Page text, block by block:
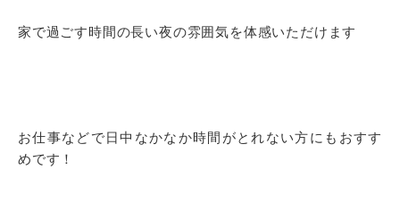
家で過ごす時間の長い夜の雰囲気を体感いただけます
お仕事などで日中なかなか時間がとれない方にもおすす
めです！